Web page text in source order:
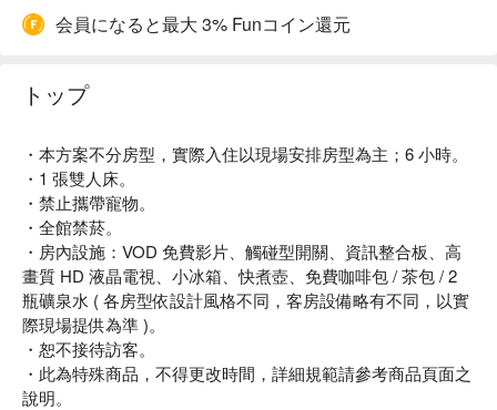
会員になると最大 3% Funコイン還元
トップ
・本方案不分房型，實際入住以現場安排房型為主；6 小時。
・1 張雙人床。
・禁止攜帶寵物。
・全館禁菸。
・房內設施：VOD 免費影片、觸碰型開關、資訊整合板、高
畫質 HD 液晶電視、小冰箱、快煮壺、免費咖啡包 / 茶包 / 2
瓶礦泉水 ( 各房型依設計風格不同，客房設備略有不同，以實
際現場提供為準 )。
・恕不接待訪客。
・此為特殊商品，不得更改時間，詳細規範請參考商品頁面之
說明。